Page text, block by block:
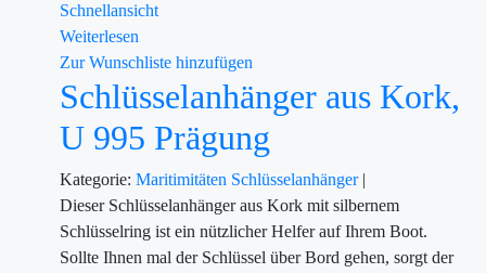
Schnellansicht
Weiterlesen
Zur Wunschliste hinzufügen
Schlüsselanhänger aus Kork,
U 995 Prägung
Kategorie: Maritimitäten Schlüsselanhänger |
Dieser Schlüsselanhänger aus Kork mit silbernem
Schlüsselring ist ein nützlicher Helfer auf Ihrem Boot.
Sollte Ihnen mal der Schlüssel über Bord gehen, sorgt der